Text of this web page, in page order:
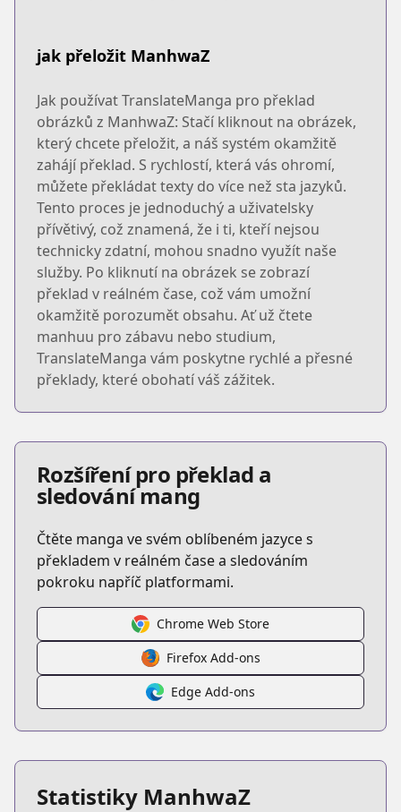
jak přeložit ManhwaZ
Jak používat TranslateManga pro překlad
obrázků z ManhwaZ: Stačí kliknout na obrázek,
který chcete přeložit, a náš systém okamžitě
zahájí překlad. S rychlostí, která vás ohromí,
můžete překládat texty do více než sta jazyků.
Tento proces je jednoduchý a uživatelsky
přívětivý, což znamená, že i ti, kteří nejsou
technicky zdatní, mohou snadno využít naše
služby. Po kliknutí na obrázek se zobrazí
překlad v reálném čase, což vám umožní
okamžitě porozumět obsahu. Ať už čtete
manhuu pro zábavu nebo studium,
TranslateManga vám poskytne rychlé a přesné
překlady, které obohatí váš zážitek.
Rozšíření pro překlad a
sledování mang
Čtěte manga ve svém oblíbeném jazyce s
překladem v reálném čase a sledováním
pokroku napříč platformami.
Chrome Web Store
Firefox Add-ons
Edge Add-ons
Statistiky ManhwaZ